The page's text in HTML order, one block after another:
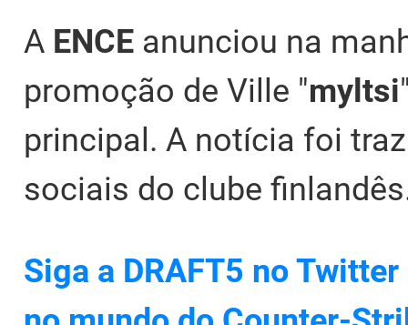
A ENCE anunciou na
promoção de Ville "⁠myltsi⁠
principal. A notícia foi
sociais do clube
Siga a DRAFT5 no